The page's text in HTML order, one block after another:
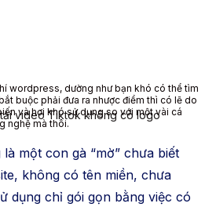
video Tiktok không có logo
wordpress, dường như bạn khó có thể tìm
buộc phải đưa ra nhược điểm thì có lẽ do
và hơi khó sử dụng so với một vài cá
nghệ mà thôi.
một con gà “mờ” chưa biết
không có tên miền, chưa
dụng chỉ gói gọn bằng việc có